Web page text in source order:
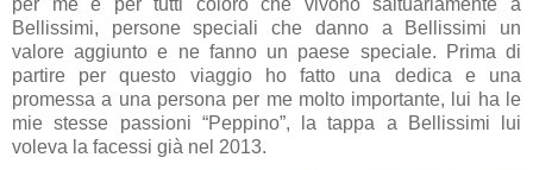
per me e per tutti coloro che vivono saltuariamente a
Bellissimi, persone speciali che danno a Bellissimi un
valore aggiunto e ne fanno un paese speciale. Prima di
partire per questo viaggio ho fatto una dedica e una
promessa a una persona per me molto importante, lui ha le
mie stesse passioni “Peppino”, la tappa a Bellissimi lui
voleva la facessi già nel 2013.